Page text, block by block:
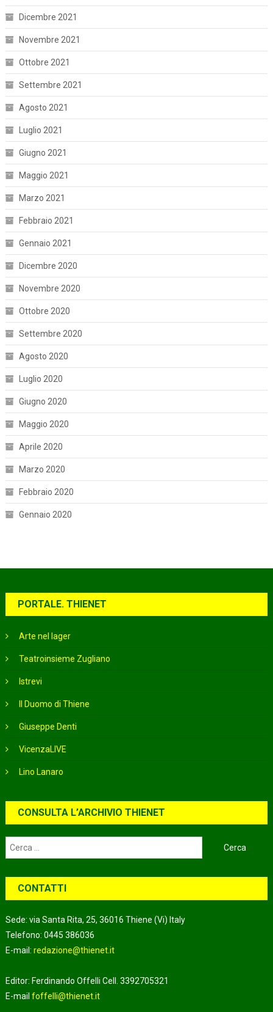
Dicembre 2021
Novembre 2021
Ottobre 2021
Settembre 2021
Agosto 2021
Luglio 2021
Giugno 2021
Maggio 2021
Marzo 2021
Febbraio 2021
Gennaio 2021
Dicembre 2020
Novembre 2020
Ottobre 2020
Settembre 2020
Agosto 2020
Luglio 2020
Giugno 2020
Maggio 2020
Aprile 2020
Marzo 2020
Febbraio 2020
Gennaio 2020
PORTALE. THIENET
Arte nel lager
Teatroinsieme Zugliano
Istrevi
Il Duomo di Thiene
Giuseppe Denti
VicenzaLIVE
Lino Lanaro
CONSULTA L’ARCHIVIO THIENET
Ricerca
per:
CONTATTI
Sede: via Santa Rita, 25, 36016 Thiene (Vi) Italy
Telefono: 0445 386036
E-mail:redazione@thienet.it
Editor: Ferdinando Offelli Cell. 3392705321
E-mailfoffelli@thienet.it